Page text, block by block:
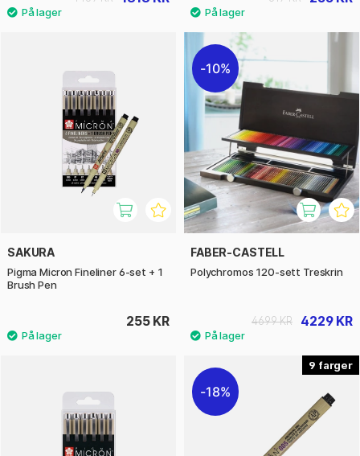
SAKURA
Pigma Micron Fineliner 6-set + 1
Brush Pen
255 KR
10%
FABER-CASTELL
Polychromos 120-sett Treskrin
4229 KR
4699 KR
9
18%